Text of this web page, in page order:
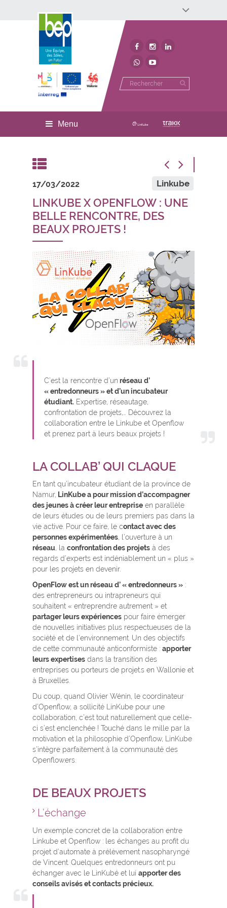
Développement économique
Développement territorial
Menu
17/03/2022 Linkube
LINKUBE X OPENFLOW : UNE
BELLE RENCONTRE, DES
BEAUX PROJETS !
C’est la rencontre d’un réseau d’
« entredonneurs » et d’un incubateur
étudiant. Expertise, réseautage,
confrontation de projets,… Découvrez la
collaboration entre le Linkube et Openflow
et prenez part à leurs beaux projets !
LA COLLAB’ QUI CLAQUE
En tant qu’incubateur étudiant de la province de
Namur, LinKube a pour mission d’accompagner
des jeunes à créer leur entreprise en parallèle
de leurs études ou de leurs premiers pas dans la
vie active. Pour ce faire, le contact avec des
personnes expérimentées , l’ouverture à un
réseau , la confrontation des projets à des
regards d’experts est indéniablement un « plus »
pour les projets en devenir.
OpenFlow est un réseau d’ « entredonneurs » :
des entrepreneurs ou intrapreneurs qui
souhaitent « entreprendre autrement » et
partager leurs expériences pour faire émerger
de nouvelles initiatives plus respectueuses de la
société et de l’environnement. Un des objectifs
de cette communauté anticonformiste : apporter
leurs expertises dans la transition des
entreprises ou porteurs de projet.s en Wallonie et
à Bruxelles.
Du coup, quand Olivier Wénin, le coordinateur
d’Openflow, a sollicité LinKube pour une
collaboration, c’est tout naturellement que celle-
ci s’est enclenchée ! Touché dans le mille par la
motivation et la philosophie d’Openflow, LinKube
s’intègre parfaitement à la communauté des
Openflow.ers.
DE BEAUX PROJETS
L’échange
Un exemple concret de la collaboration entre
Linkube et Openflow : les échanges au profit du
projet d’automate à prélèvement nasopharyngé
de Vincent. Quelques entredonneurs ont pu
échanger avec le LinKubé et lui apporter des
conseils avisés et contacts précieux.